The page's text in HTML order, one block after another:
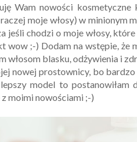
Wam nowości kosmetyczne
moje włosy) w minionym
jeśli chodzi o moje włosy,
wow ;-) Dodam na wstępie, że
włosom blasku, odżywienia i
nowej prostownicy, bo
model to
moimi nowościami ;-)